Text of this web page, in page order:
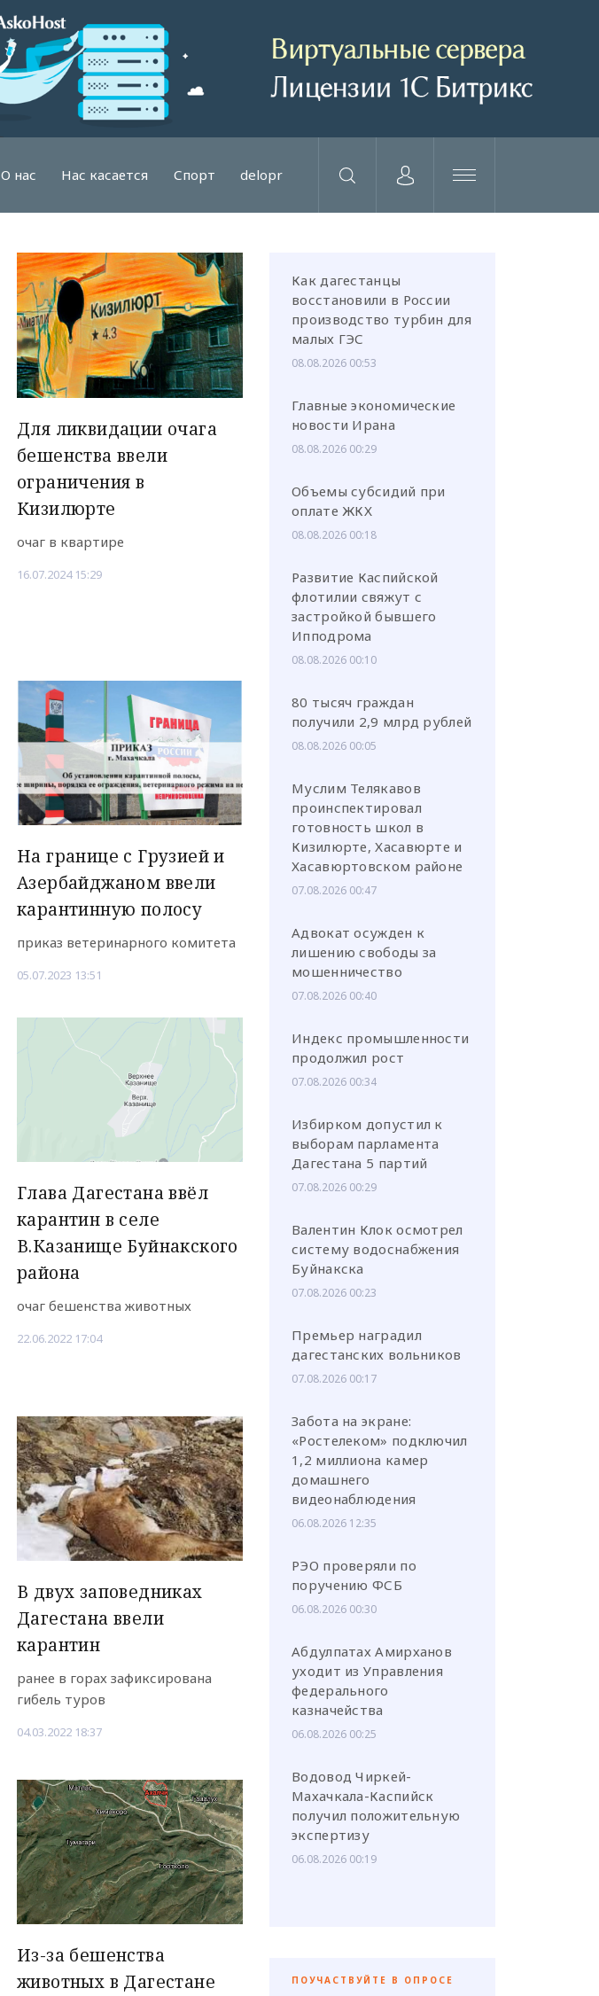
О нас Нас касается Спорт delopr
или через соц. сети
Для ликвидации очага
бешенства ввели
ограничения в
Кизилюрте
очаг в квартире
16.07.2024 15:29
На границе с Грузией и
Азербайджаном ввели
карантинную полосу
приказ ветеринарного комитета
05.07.2023 13:51
Глава Дагестана ввёл
карантин в селе
В.Казанище Буйнакского
района
очаг бешенства животных
22.06.2022 17:04
В двух заповедниках
Дагестана ввели
карантин
ранее в горах зафиксирована
гибель туров
04.03.2022 18:37
Из-за бешенства
животных в Дагестане
Как дагестанцы
восстановили в России
производство турбин для
малых ГЭС
08.08.2026 00:53
Главные экономические
новости Ирана
08.08.2026 00:29
Объемы субсидий при
оплате ЖКХ
08.08.2026 00:18
Развитие Каспийской
флотилии свяжут с
застройкой бывшего
Ипподрома
08.08.2026 00:10
80 тысяч граждан
получили 2,9 млрд рублей
08.08.2026 00:05
Муслим Телякавов
проинспектировал
готовность школ в
Кизилюрте, Хасавюрте и
Хасавюртовском районе
07.08.2026 00:47
Адвокат осужден к
лишению свободы за
мошенничество
07.08.2026 00:40
Индекс промышленности
продолжил рост
07.08.2026 00:34
Избирком допустил к
выборам парламента
Дагестана 5 партий
07.08.2026 00:29
Валентин Клок осмотрел
систему водоснабжения
Буйнакска
07.08.2026 00:23
Премьер наградил
дагестанских вольников
07.08.2026 00:17
Забота на экране:
«Ростелеком» подключил
1,2 миллиона камер
домашнего
видеонаблюдения
06.08.2026 12:35
РЭО проверяли по
поручению ФСБ
06.08.2026 00:30
Абдулпатах Амирханов
уходит из Управления
федерального
казначейства
06.08.2026 00:25
Водовод Чиркей-
Махачкала-Каспийск
получил положительную
экспертизу
06.08.2026 00:19
ПОУЧАСТВУЙТЕ В ОПРОСЕ